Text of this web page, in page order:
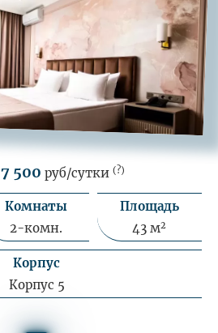
7 500 руб/сутки (?)
Комнаты
2-комн.
Площадь
43 м2
Корпус
Корпус 5